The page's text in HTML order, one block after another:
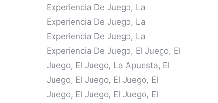
Experiencia De Juego, La
Experiencia De Juego, La
Experiencia De Juego, La
Experiencia De Juego, El Juego, El
Juego, El Juego, La Apuesta, El
Juego, El Juego, El Juego, El
Juego, El Juego, El Juego, El